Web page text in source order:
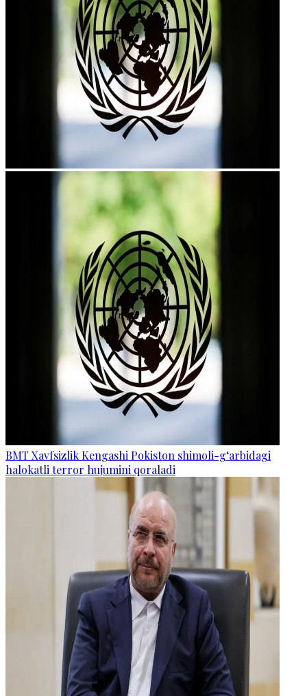
BMT Xavfsizlik Kengashi Pokiston shimoli-g‘arbidagi
halokatli terror hujumini qoraladi